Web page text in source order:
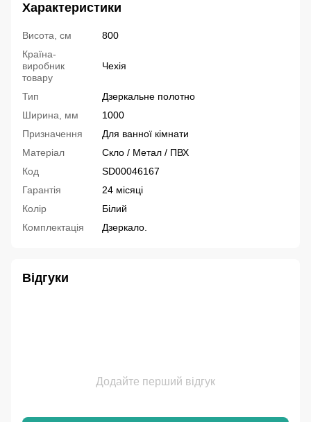
Характеристики
Висота, см
800
Країна-
виробник
товару
Чехія
Тип
Дзеркальне полотно
Ширина, мм
1000
Призначення
Для ванної кімнати
Матеріал
Скло / Метал / ПВХ
Код
SD00046167
Гарантія
24 місяці
Колір
Білий
Комплектація
Дзеркало.
Відгуки
Додайте перший відгук